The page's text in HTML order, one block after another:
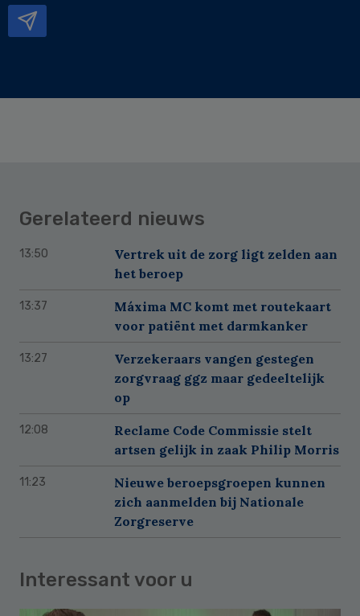
Gerelateerd nieuws
13:50
Vertrek uit de zorg ligt zelden aan
het beroep
13:37
Máxima MC komt met routekaart
voor patiënt met darmkanker
13:27
Verzekeraars vangen gestegen
zorgvraag ggz maar gedeeltelijk
op
12:08
Reclame Code Commissie stelt
artsen gelijk in zaak Philip Morris
11:23
Nieuwe beroepsgroepen kunnen
zich aanmelden bij Nationale
Zorgreserve
Interessant voor u